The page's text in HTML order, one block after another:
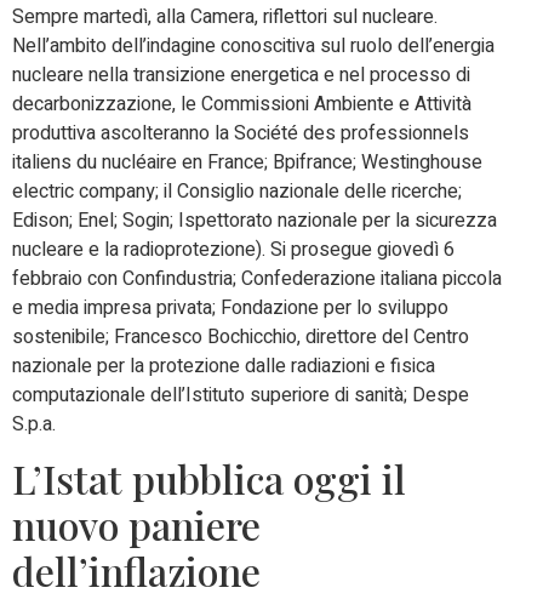
Sempre martedì, alla Camera, riflettori sul nucleare.
Nell’ambito dell’indagine conoscitiva sul ruolo dell’energia
nucleare nella transizione energetica e nel processo di
decarbonizzazione, le Commissioni Ambiente e Attività
produttiva ascolteranno la Société des professionnels
italiens du nucléaire en France; Bpifrance; Westinghouse
electric company; il Consiglio nazionale delle ricerche;
Edison; Enel; Sogin; Ispettorato nazionale per la sicurezza
nucleare e la radioprotezione). Si prosegue giovedì 6
febbraio con Confindustria; Confederazione italiana piccola
e media impresa privata; Fondazione per lo sviluppo
sostenibile; Francesco Bochicchio, direttore del Centro
nazionale per la protezione dalle radiazioni e fisica
computazionale dell’Istituto superiore di sanità; Despe
S.p.a.
L’Istat pubblica oggi il
nuovo paniere
dell’inflazione